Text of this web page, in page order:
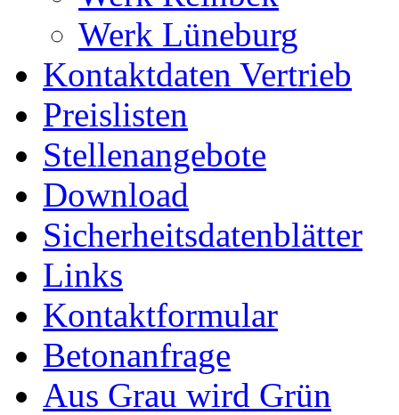
Werk Lüneburg
Kontaktdaten Vertrieb
Preislisten
Stellenangebote
Download
Sicherheitsdatenblätter
Links
Kontaktformular
Betonanfrage
Aus Grau wird Grün